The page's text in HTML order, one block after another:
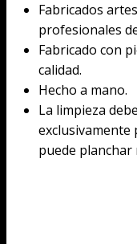
Fabricados
profesionales
Fabricado con
calidad.
Hecho a mano.
La limpieza
exclusivamente
puede planchar